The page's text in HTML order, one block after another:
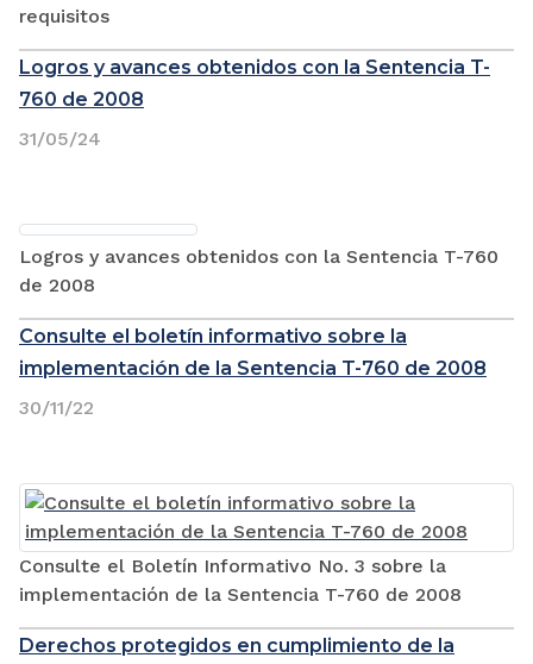
requisitos
Logros y avances obtenidos con la Sentencia T-
760 de 2008
Logros y avances obtenidos con la Sentencia T-760
de 2008
31/05/24
Consulte el boletín informativo sobre la
implementación de la Sentencia T-760 de 2008
Consulte el Boletín Informativo No. 3 sobre la
implementación de la Sentencia T-760 de 2008
30/11/22
Derechos protegidos en cumplimiento de la